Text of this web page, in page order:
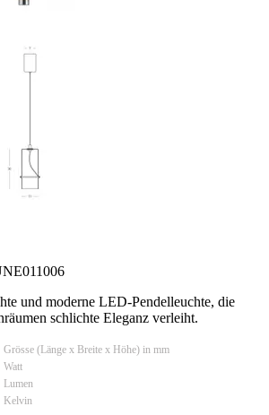
und moderne LED-Pendelleuchte, die
schlichte Eleganz verleiht.
Grösse (Länge x Breite x Höhe) in mm
Watt
Lumen
Kelvin